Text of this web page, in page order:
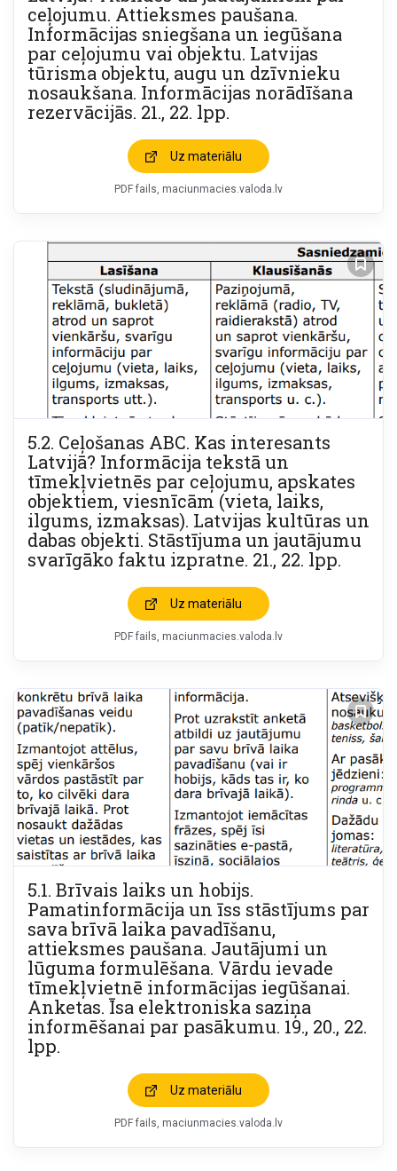
ceļojumu. Attieksmes paušana.
Informācijas sniegšana un iegūšana
par ceļojumu vai objektu. Latvijas
tūrisma objektu, augu un dzīvnieku
nosaukšana. Informācijas norādīšana
rezervācijās. 21., 22. lpp.
Uz materiālu
PDF fails maciunmacies.valoda.lv
5.2. Ceļošanas ABC. Kas interesants
Latvijā? Informācija tekstā un
tīmekļvietnēs par ceļojumu, apskates
objektiem, viesnīcām (vieta, laiks,
ilgums, izmaksas). Latvijas kultūras un
dabas objekti. Stāstījuma un jautājumu
svarīgāko faktu izpratne. 21., 22. lpp.
Uz materiālu
PDF fails maciunmacies.valoda.lv
5.1. Brīvais laiks un hobijs.
Pamatinformācija un īss stāstījums par
sava brīvā laika pavadīšanu,
attieksmes paušana. Jautājumi un
lūguma formulēšana. Vārdu ievade
tīmekļvietnē informācijas iegūšanai.
Anketas. Īsa elektroniska saziņa
informēšanai par pasākumu. 19., 20., 22.
lpp.
Uz materiālu
PDF fails maciunmacies.valoda.lv